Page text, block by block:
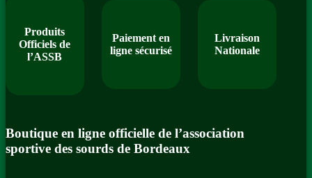
Produits
Officiels de
l’ASSB
Paiement en
ligne sécurisé
Livraison
Nationale
Boutique en ligne officielle de l’association
sportive des sourds de Bordeaux